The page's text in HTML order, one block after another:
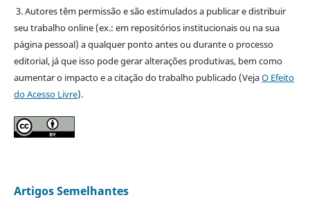
3. Autores têm permissão e são estimulados a publicar e distribuir
seu trabalho online (ex.: em repositórios institucionais ou na sua
página pessoal) a qualquer ponto antes ou durante o processo
editorial, já que isso pode gerar alterações produtivas, bem como
aumentar o impacto e a citação do trabalho publicado (VejaO Efeito
do Acesso Livre).
Artigos Semelhantes